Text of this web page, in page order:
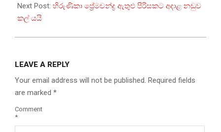
30
Next Post: හිරුණිකා ප්‍රේමචන්ද්‍ර ඇතුළු පිරිසකට අදාළ නඩුව
කල් යයි
LEAVE A REPLY
Your email address will not be published. Required fields
are marked *
Comment
*